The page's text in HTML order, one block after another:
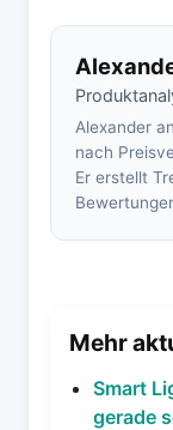
Alexander
nach
Er erstellt
Mehr
Smart
gerade